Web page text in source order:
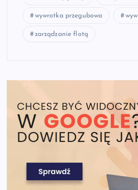
wywrotka przegubowa
zarządzanie flotą